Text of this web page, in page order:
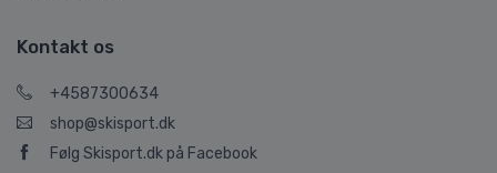
Kontakt os
+4587300634
shop@skisport.dk
Følg Skisport.dk på Facebook